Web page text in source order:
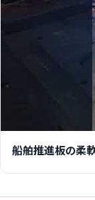
船舶推進板の柔